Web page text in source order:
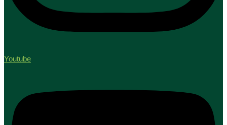
Youtube